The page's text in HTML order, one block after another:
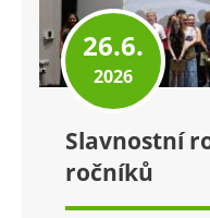
26.6.
2026
Slavnostní
ročníků